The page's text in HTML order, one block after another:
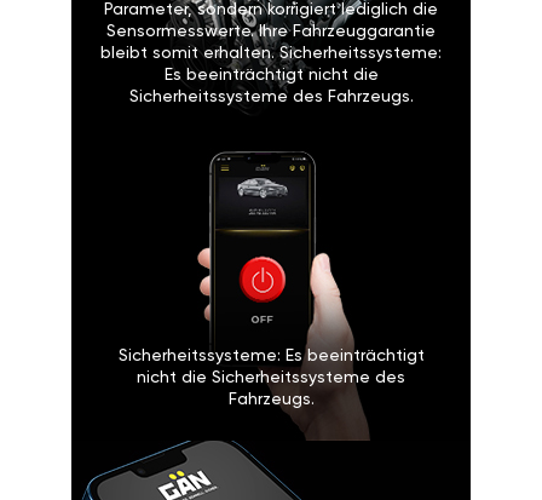
Parameter, sondern korrigiert lediglich die
Sensormesswerte. Ihre Fahrzeuggarantie
bleibt somit erhalten. Sicherheitssysteme:
Es beeinträchtigt nicht die
Sicherheitssysteme des Fahrzeugs.
Sicherheitssysteme: Es beeinträchtigt
nicht die Sicherheitssysteme des
Fahrzeugs.